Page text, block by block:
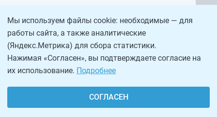
Мы используем файлы cookie: необходимые — для
работы сайта, а также аналитические
(Яндекс.Метрика) для сбора статистики.
Нажимая «Согласен», вы подтверждаете согласие на
их использование. Подробнее
СОГЛАСЕН